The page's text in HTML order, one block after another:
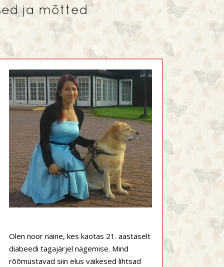
Olen noor naine, kes kaotas 21. aastaselt
diabeedi tagajärjel nägemise. Mind
rõõmustavad siin elus väikesed lihtsad